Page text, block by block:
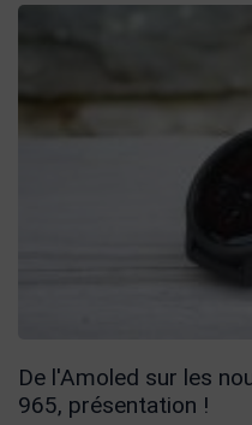
De l'Amoled sur les
965, présentation !